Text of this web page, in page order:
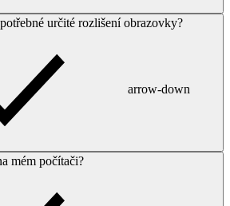
určité rozlišení obrazovky?
arrow-down
mém počítači?